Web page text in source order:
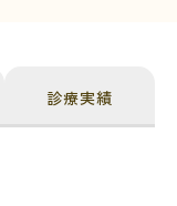
診療実績